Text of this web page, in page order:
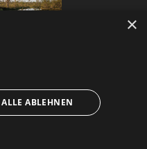
×
ALLE ABLEHNEN